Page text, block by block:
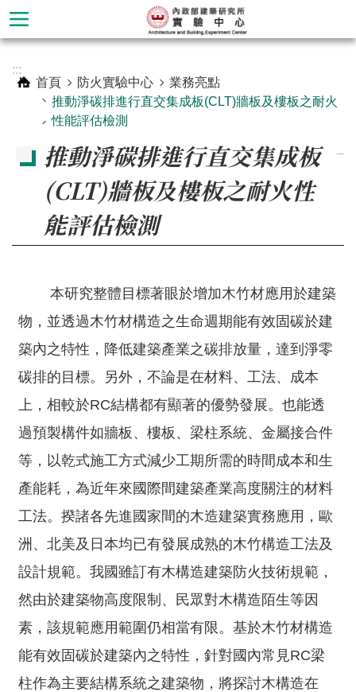
跳到主要內容區塊
階
材
實
驗
心
火
實
中
心
性
能
實
驗
中
:::
首頁
防火實驗中心
業務亮點
推動淨碳排進行直交集成板(CLT)牆板及樓板之耐火
性能評估檢測
推動淨碳排進行直交集成板
(CLT)牆板及樓板之耐火性
能評估檢測
本研究整體目標著眼於增加木竹材應用於建築
物，並透過木竹材構造之生命週期能有效固碳於建
築內之特性，降低建築產業之碳排放量，達到淨零
碳排的目標。另外，不論是在材料、工法、成本
上，相較於RC結構都有顯著的優勢發展。也能透
過預製構件如牆板、樓板、梁柱系統、金屬接合件
等，以乾式施工方式減少工期所需的時間成本和生
產能耗，為近年來國際間建築產業高度關注的材料
工法。揆諸各先進國家間的木造建築實務應用，歐
洲、北美及日本均已有發展成熟的木竹構造工法及
設計規範。我國雖訂有木構造建築防火技術規範，
然由於建築物高度限制、民眾對木構造陌生等因
素，該規範應用範圍仍相當有限。基於木竹材構造
能有效固碳於建築內之特性，針對國內常見RC梁
柱作為主要結構系統之建築物，將探討木構造在